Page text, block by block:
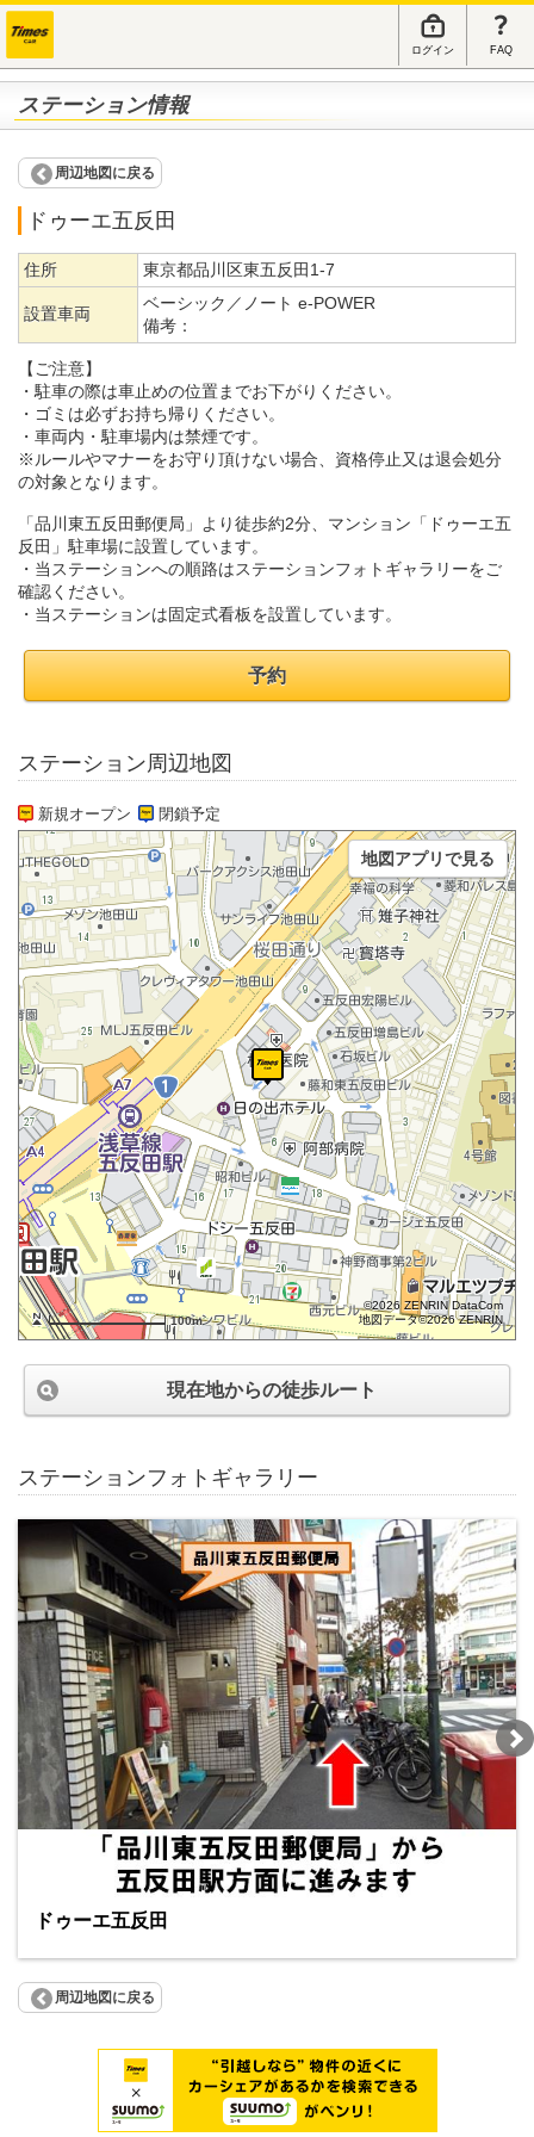
ログイン FAQ
ステーション情報
周辺地図に戻る
ドゥーエ五反田
住所 東京都品川区東五反田1-7
設置車両
ベーシック／ノート e-POWER
備考：
【ご注意】
・駐車の際は車止めの位置までお下がりください。
・ゴミは必ずお持ち帰りください。
・車両内・駐車場内は禁煙です。
※ルールやマナーをお守り頂けない場合、資格停止又は退会処分
の対象となります。
「品川東五反田郵便局」より徒歩約2分、マンション「ドゥーエ五
反田」駐車場に設置しています。
・当ステーションへの順路はステーションフォトギャラリーをご
確認ください。
・当ステーションは固定式看板を設置しています。
予約
ステーション周辺地図
新規オープン 閉鎖予定
100m
©2026 ZENRIN DataCom
地図データ©2026 ZENRIN
地図アプリで見る
現在地からの徒歩ルート
ステーションフォトギャラリー
ドゥーエ五反田
周辺地図に戻る